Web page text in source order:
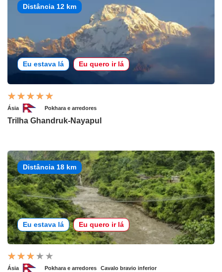
Distância 12 km
Eu estava lá Eu quero ir lá
Ásia Pokhara e arredores
Trilha Ghandruk-Nayapul
Distância 18 km
Eu estava lá Eu quero ir lá
Ásia Pokhara e arredores Cavalo bravio inferior